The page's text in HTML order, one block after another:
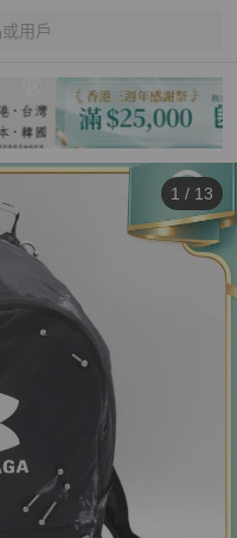
用戶
1 / 13